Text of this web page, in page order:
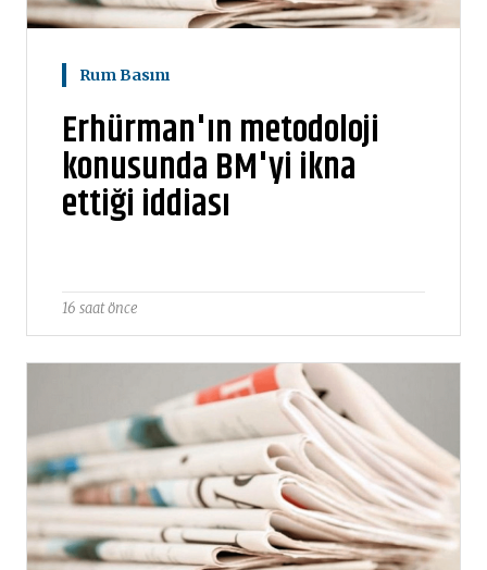
Rum Basını
Erhürman'ın metodoloji
konusunda BM'yi ikna
ettiği iddiası
16 saat önce